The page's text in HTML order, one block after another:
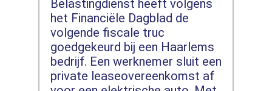
Belastingdienst heeft volgens
het Financiële Dagblad de
volgende fiscale truc
goedgekeurd bij een Haarlems
bedrijf. Een werknemer sluit een
private leaseovereenkomst af